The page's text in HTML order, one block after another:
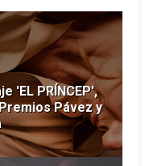
'EL PRÍNCEP',
Pávez y